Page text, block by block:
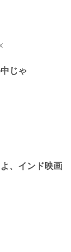
じゃ
、インド映画